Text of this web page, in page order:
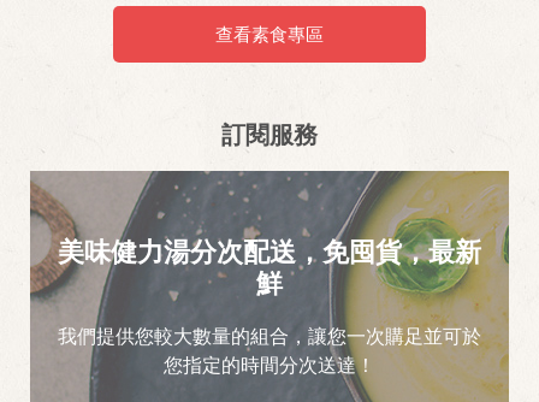
查看素食專區
訂閱服務
美味健力湯分次配送，免囤貨，最新
鮮
我們提供您較大數量的組合，讓您一次購足並可於
您指定的時間分次送達！